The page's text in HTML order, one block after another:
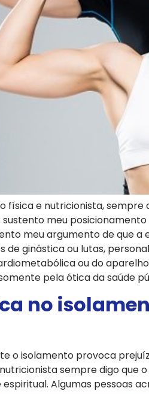
física e nutricionista,
meu
meu argumento de que
de ginástica ou lutas,
ou do
pela ótica da saúde
no
o isolamento provoca
sempre digo que
Algumas pessoas